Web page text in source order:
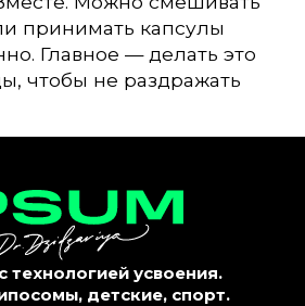
принимать капсулы
Главное — делать это
чтобы не раздражать
технологией усвоения.
детские, спорт.